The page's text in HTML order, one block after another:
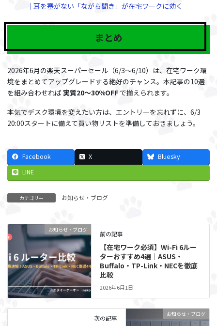
｜耳を塞がない「ながら聞き」が在宅ワークに効く
まとめ
2026年6月の楽天スーパーセール（6/3〜6/10）は、在宅ワーク環
境をまとめてアップグレードする絶好のチャンス。本記事の10選
を組み合わせれば実質20〜30%OFF で揃えられます。
本気でデスク環境を変えたい方は、エントリーを忘れずに、6/3
20:00スタートに備えて買い物リストを準備しておきましょう。
Facebook X
Bluesky
LINE
カテゴリー お知らせ・ブログ
お知らせ・ブログ
前の記事
【在宅ワーク必須】Wi-Fi 6ルー
ターおすすめ4選｜ASUS・
Buffalo・TP-Link・NECを徹底
比較
2026年6月1日
お知らせ・ブログ
次の記事